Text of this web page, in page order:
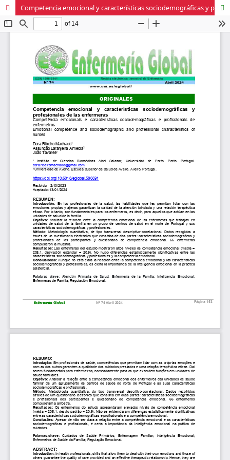
Competencia emocional y características sociodemográficas y profesionales de las enfermeras